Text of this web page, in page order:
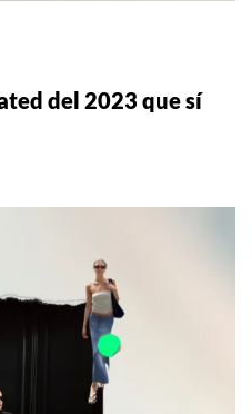
del 2023 que sí